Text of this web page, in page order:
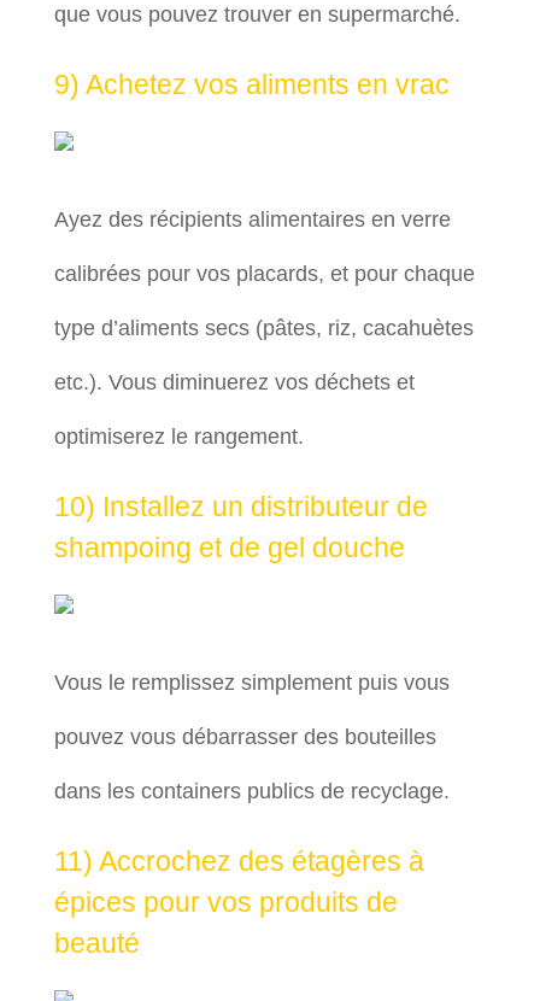
que vous pouvez trouver en supermarché.
9) Achetez vos aliments en vrac
Ayez des récipients alimentaires en verre
calibrées pour vos placards, et pour chaque
type d’aliments secs (pâtes, riz, cacahuètes
etc.). Vous diminuerez vos déchets et
optimiserez le rangement.
10) Installez un distributeur de
shampoing et de gel douche
Vous le remplissez simplement puis vous
pouvez vous débarrasser des bouteilles
dans les containers publics de recyclage.
11) Accrochez des étagères à
épices pour vos produits de
beauté